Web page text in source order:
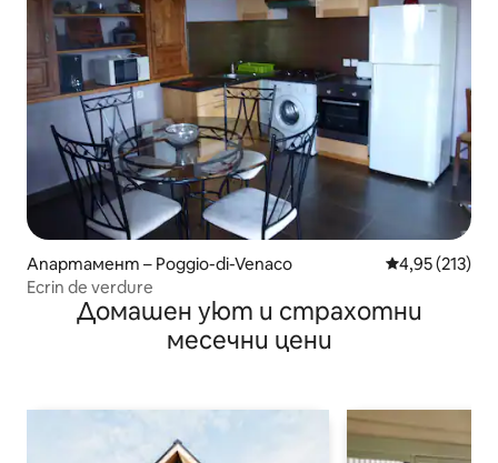
Апартамент – Poggio-di-Venaco Средна
4,95 (213)
Ecrin de verdure
Домашен уют и страхотни
месечни цени